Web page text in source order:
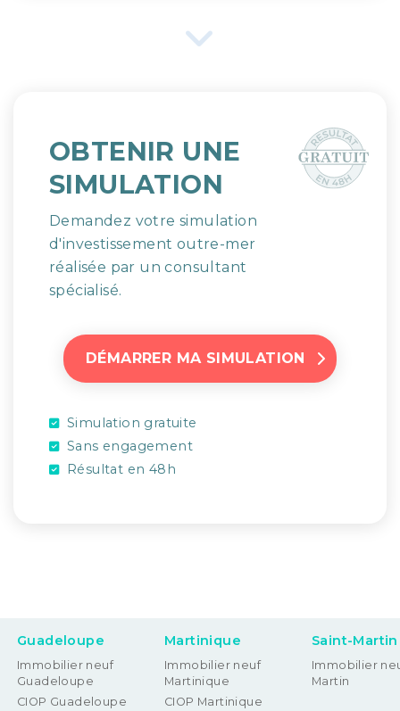
OBTENIR UNE
SIMULATION
Demandez votre simulation
d'investissement outre-mer
réalisée par un consultant
spécialisé.
DÉMARRER MA SIMULATION
Simulation gratuite
Sans engagement
Résultat en 48h
Guadeloupe
Immobilier neuf
Guadeloupe
CIOP Guadeloupe
Martinique
Immobilier neuf
Martinique
CIOP Martinique
Saint-Martin
Immobilier
Martin